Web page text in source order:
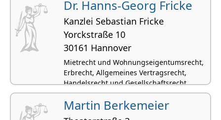
Dr. Hanns-Georg Fricke
Kanzlei Sebastian Fricke
Yorckstraße 10
30161 Hannover
Mietrecht und Wohnungseigentumsrecht,
Erbrecht, Allgemeines Vertragsrecht,
Handelsrecht und Gesellschaftsrecht,
Grundstücksrecht und Immobilienrecht
Martin Berkemeier